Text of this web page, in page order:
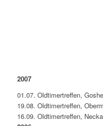
2007
01.07. Oldtimertreffen,
19.08. Oldtimertreffen,
16.09. Oldtimertreffen,